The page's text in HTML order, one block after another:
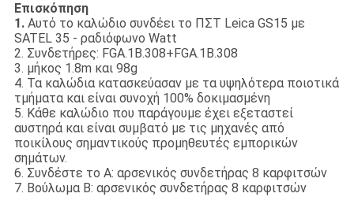
Επισκόπηση
1. Αυτό το καλώδιο συνδέει το ΠΣΤ Leica GS15 με
SATEL 35 - ραδιόφωνο Watt
2. Συνδετήρες: FGA.1B.308+FGA.1B.308
3. μήκος 1.8m και 98g
4. Τα καλώδια κατασκεύασαν με τα υψηλότερα ποιοτικά
τμήματα και είναι συνοχή 100% δοκιμασμένη
5. Κάθε καλώδιο που παράγουμε έχει εξεταστεί
αυστηρά και είναι συμβατό με τις μηχανές από
ποικίλους σημαντικούς προμηθευτές εμπορικών
σημάτων.
6. Συνδέστε το Α: αρσενικός συνδετήρας 8 καρφιτσών
7. Βούλωμα Β: αρσενικός συνδετήρας 8 καρφιτσών